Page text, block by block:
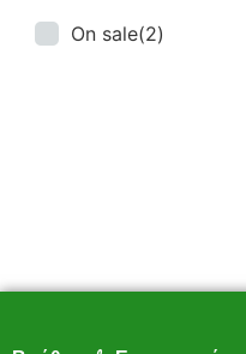
On sale(2)